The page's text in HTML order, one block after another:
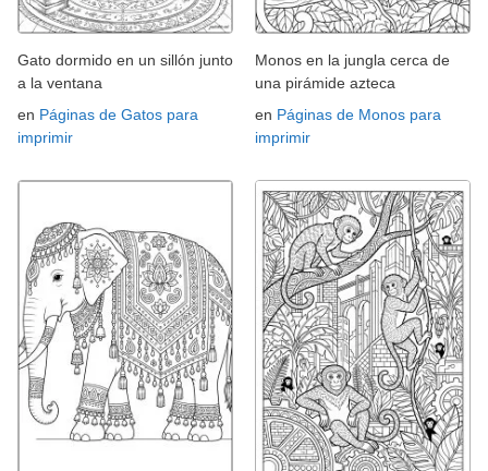
Gato dormido en un sillón junto
a la ventana
en Páginas de Gatos para
imprimir
Monos en la jungla cerca de
una pirámide azteca
en Páginas de Monos para
imprimir